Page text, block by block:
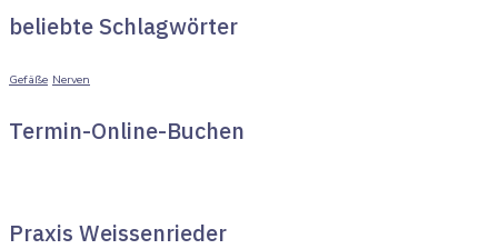
beliebte Schlagwörter
Gefäße Nerven
Termin-Online-Buchen
Praxis Weissenrieder